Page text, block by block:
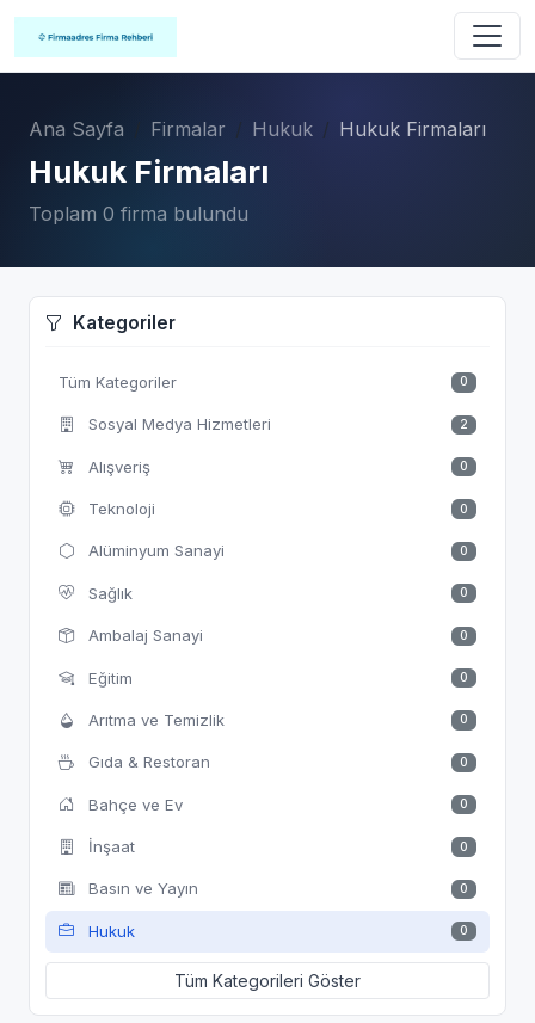
Ana Sayfa Firmalar Hukuk Hukuk Firmaları
Hukuk Firmaları
Toplam 0 firma bulundu
Kategoriler
Tüm Kategoriler 0
Sosyal Medya Hizmetleri 2
Alışveriş 0
Teknoloji 0
Alüminyum Sanayi 0
Sağlık 0
Ambalaj Sanayi 0
Eğitim 0
Arıtma ve Temizlik 0
Gıda & Restoran 0
Bahçe ve Ev 0
İnşaat 0
Basın ve Yayın 0
Hukuk 0
Tüm Kategorileri Göster